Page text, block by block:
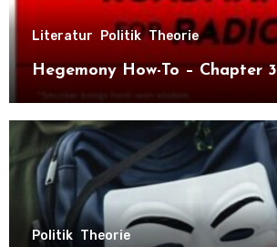
Literatur Politik Theorie
Hegemony How-To – Chapter 3
Politik Theorie